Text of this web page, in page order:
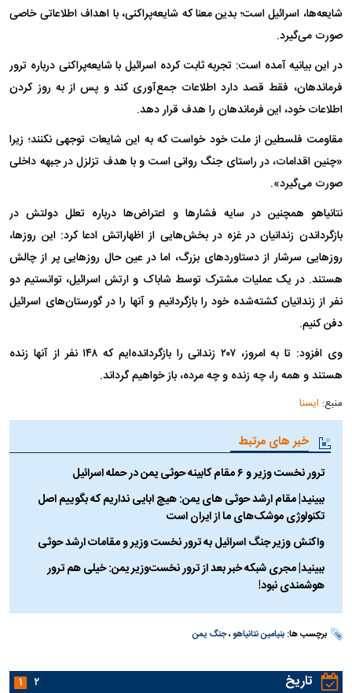
شایعه‌ها، اسرائیل است؛ بدین معنا که شایعه‌پراکنی، با اهداف اطلاعاتی خاصی
صورت می‌گیرد.
در این بیانیه آمده است: تجربه ثابت کرده اسرائیل با شایعه‌پراکنی درباره ترور
فرماندهان، فقط قصد دارد اطلاعات جمع‌آوری کند و پس از به روز کردن
اطلاعات خود، این فرماندهان را هدف قرار دهد.
مقاومت فلسطین از ملت خود خواست که به این شایعات توجهی نکنند؛ زیرا
«چنین اقدامات، در راستای جنگ روانی است و با هدف تزلزل در جبهه داخلی
صورت می‌گیرد».
نتانیاهو همچنین در سایه فشار‌ها و اعتراض‌ها درباره تعلل دولتش در
بازگرداندن زندانیان در غزه در بخش‌هایی از اظهاراتش ادعا کرد: این روزها،
روز‌هایی سرشار از دستاورد‌های بزرگ، اما در عین حال روز‌هایی پر از چالش
هستند. در یک عملیات مشترک توسط شاباک و ارتش اسرائیل، توانستیم دو
نفر از زندانیان کشته‌شده خود را بازگردانیم و آنها را در گورستان‌های اسرائیل
دفن کنیم.
وی افزود: تا به امروز، ۲۰۷ زندانی را بازگردانده‌ایم که ۱۴۸ نفر از آنها زنده
هستند و همه را، چه زنده و چه مرده، باز خواهیم گرداند.
منبع: ایسنا
خبر های مرتبط
ترور نخست وزیر و ۶ مقام کابینه حوثی یمن در حمله اسرائیل
ببینید| مقام ارشد حوثی های یمن: هیچ ابایی نداریم که بگوییم اصل
تکنولوژی موشک‌های ما از ایران است
واکنش وزیر جنگ اسرائیل به ترور نخست وزیر و مقامات ارشد حوثی
ببینید| مجری شبکه خبر بعد از ترور نخست‌وزیر یمن: خیلی هم ترور
هوشمندی نبود!
برچسب ها:بنیامین نتانیاهو،جنگ یمن
تاریخ ۱ ۲